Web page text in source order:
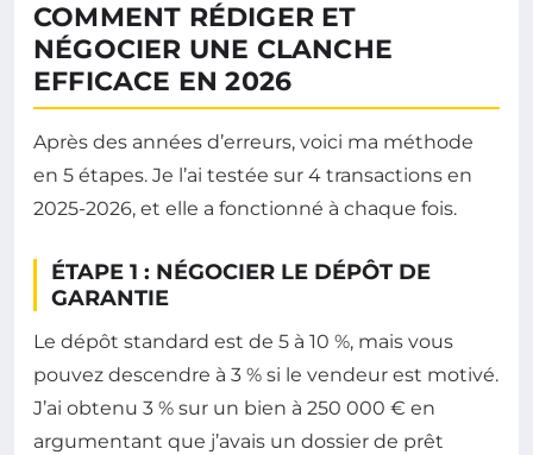
COMMENT RÉDIGER ET
NÉGOCIER UNE CLANCHE
EFFICACE EN 2026
Après des années d’erreurs, voici ma méthode
en 5 étapes. Je l’ai testée sur 4 transactions en
2025-2026, et elle a fonctionné à chaque fois.
ÉTAPE 1 : NÉGOCIER LE DÉPÔT DE
GARANTIE
Le dépôt standard est de 5 à 10 %, mais vous
pouvez descendre à 3 % si le vendeur est motivé.
J’ai obtenu 3 % sur un bien à 250 000 € en
argumentant que j’avais un dossier de prêt